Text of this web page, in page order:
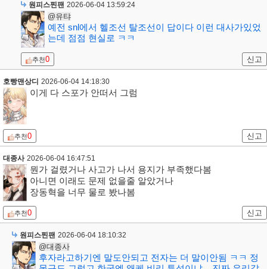
원피스찐팬 2026-06-04 13:59:24
@유탸
예전 snl에서 헬조선 탈조선이 답이다 이런 대사가있었
는데 점점 현실로 ㅋㅋ
추천0 신고
호빵맨상디 2026-06-04 14:18:30
이게 다 스포가 안떠서 그럼
추천0 신고
대종사 2026-06-04 16:47:51
뭔가 걸렸거나 사고가 나서 용지가 부족했다봄
아니면 이래도 문제 없을줄 알았거나
장동혁을 너무 물로 봤나봄
추천0 신고
원피스찐팬 2026-06-04 18:10:32
@대종사
후자라고하기엔 말도안되고 전자는 더 말이안됨 ㅋㅋ 정